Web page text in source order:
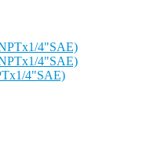
4"SAE)